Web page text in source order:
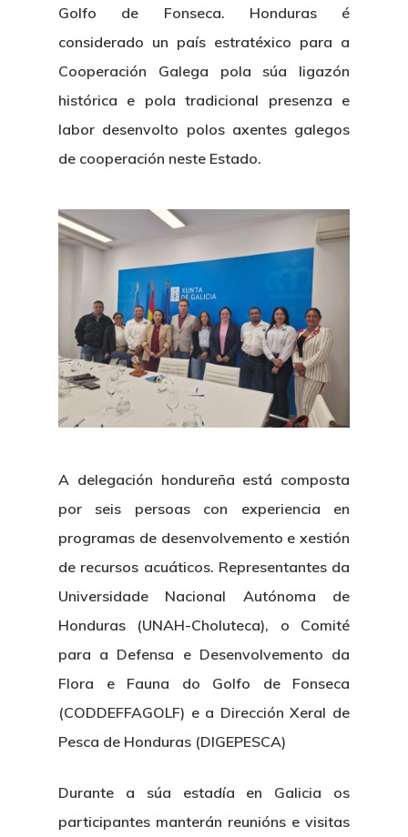
Golfo de Fonseca. Honduras é
considerado un país estratéxico para a
Cooperación Galega pola súa ligazón
histórica e pola tradicional presenza e
labor desenvolto polos axentes galegos
de cooperación neste Estado.
A delegación hondureña está composta
por seis persoas con experiencia en
programas de desenvolvemento e xestión
de recursos acuáticos. Representantes da
Universidade Nacional Autónoma de
Honduras (UNAH-Choluteca), o Comité
para a Defensa e Desenvolvemento da
Flora e Fauna do Golfo de Fonseca
(CODDEFFAGOLF) e a Dirección Xeral de
Pesca de Honduras (DIGEPESCA)
Durante a súa estadía en Galicia os
participantes manterán reunións e visitas